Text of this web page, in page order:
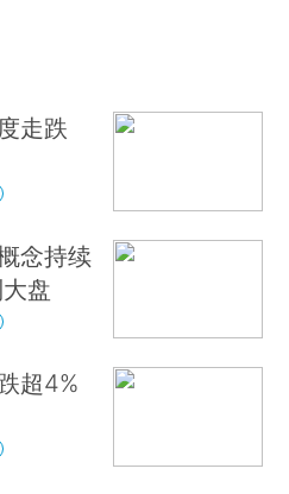
走跌
念持续
盘
超4%